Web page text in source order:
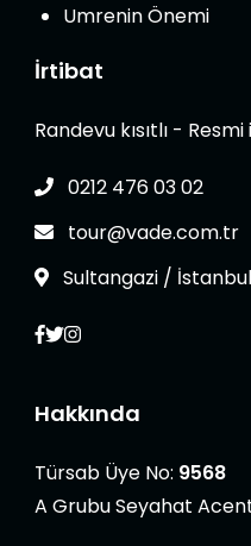
Umrenin Önemi
İrtibat
Randevu kısıtlı -
0212 476 03 02
tour@vade.com.tr
Sultangazi / İstanbul
Hakkında
Türsab Üye No: 9568
A Grubu Seyahat